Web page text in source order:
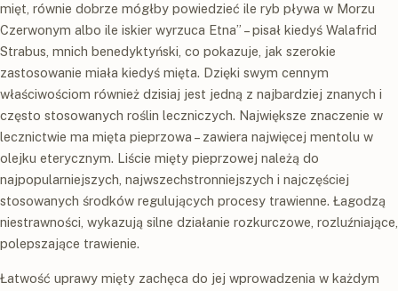
mięt, równie dobrze mógłby powiedzieć ile ryb pływa w Morzu
Czerwonym albo ile iskier wyrzuca Etna” – pisał kiedyś Walafrid
Strabus, mnich benedyktyński, co pokazuje, jak szerokie
zastosowanie miała kiedyś mięta. Dzięki swym cennym
właściwościom również dzisiaj jest jedną z najbardziej znanych i
często stosowanych roślin leczniczych. Największe znaczenie w
lecznictwie ma mięta pieprzowa – zawiera najwięcej mentolu w
olejku eterycznym. Liście mięty pieprzowej należą do
najpopularniejszych, najwszechstronniejszych i najczęściej
stosowanych środków regulujących procesy trawienne. Łagodzą
niestrawności, wykazują silne działanie rozkurczowe, rozluźniające,
polepszające trawienie.
Łatwość uprawy mięty zachęca do jej wprowadzenia w każdym